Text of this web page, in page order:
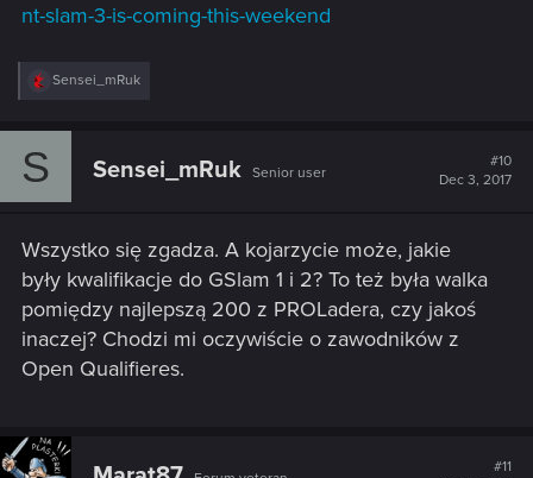
nt-slam-3-is-coming-this-weekend
R
c
:
Sensei_mRuk
S Sensei_mRuk Senior user
#10
Dec 3, 2017
Wszystko się zgadza. A kojarzycie może, jakie
były kwalifikacje do GSlam 1 i 2? To też była walka
pomiędzy najlepszą 200 z PROLadera, czy jakoś
inaczej? Chodzi mi oczywiście o zawodników z
Open Qualifieres.
#11